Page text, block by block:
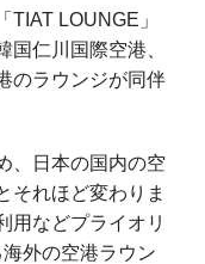
LOUNGE」
国仁川国際空港、
のラウンジが同伴
、日本の国内の空
それほど変わりま
用などプライオリ
外の空港ラウン